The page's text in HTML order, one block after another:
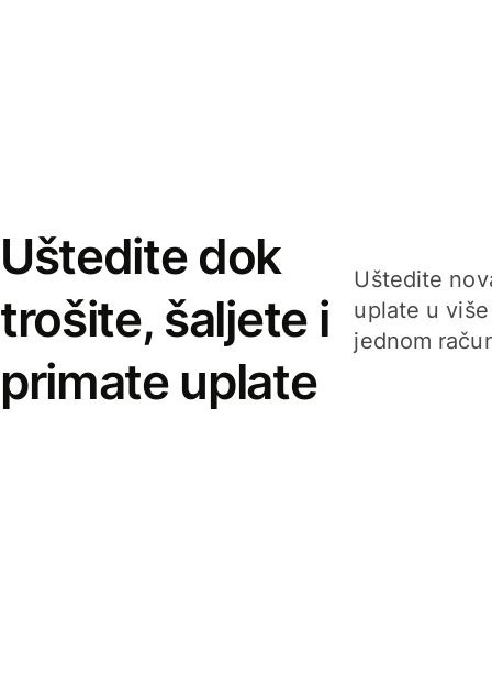
Uštedite dok
trošite, šaljete i
primate uplate
Uštedite
uplate u
jednom